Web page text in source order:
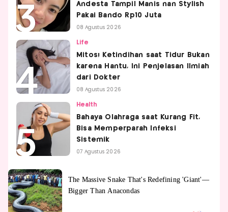
Andesta Tampil Manis nan Stylish
Pakai Bando Rp10 Juta
08 Agustus 2026
Life
Mitos! Ketindihan saat Tidur Bukan
karena Hantu, Ini Penjelasan Ilmiah
dari Dokter
08 Agustus 2026
Health
Bahaya Olahraga saat Kurang Fit,
Bisa Memperparah Infeksi
Sistemik
07 Agustus 2026